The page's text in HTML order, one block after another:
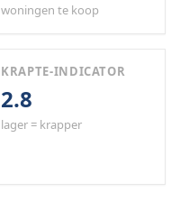
woningen te koop
KRAPTE-INDICATOR
2.8
lager = krapper